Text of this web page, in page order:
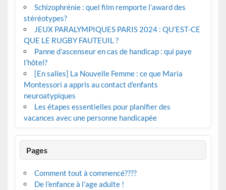
Schizophrénie : quel film remporte l’award des
stéréotypes?
JEUX PARALYMPIQUES PARIS 2024 : QU’EST-CE
QUE LE RUGBY FAUTEUIL ?
Panne d’ascenseur en cas de handicap : qui paye
l’hôtel?
[En salles] La Nouvelle Femme : ce que Maria
Montessori a appris au contact d’enfants
neuroatypiques
Les étapes essentielles pour planifier des
vacances avec une personne handicapée
Pages
Comment tout à commencé????
De l’enfance à l’age adulte !